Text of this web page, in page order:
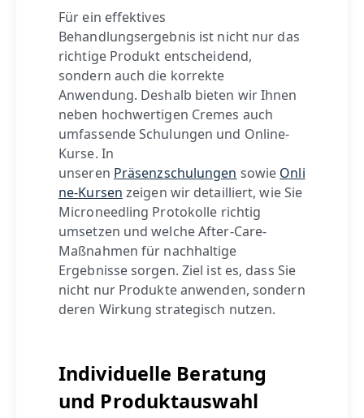
Für ein effektives
Behandlungsergebnis ist nicht nur das
richtige Produkt entscheidend,
sondern auch die korrekte
Anwendung. Deshalb bieten wir Ihnen
neben hochwertigen Cremes auch
umfassende Schulungen und Online-
Kurse. In
unseren Präsenzschulungen sowie Onli
ne-Kursen zeigen wir detailliert, wie Sie
Microneedling Protokolle richtig
umsetzen und welche After-Care-
Maßnahmen für nachhaltige
Ergebnisse sorgen. Ziel ist es, dass Sie
nicht nur Produkte anwenden, sondern
deren Wirkung strategisch nutzen.
Individuelle Beratung
und Produktauswahl